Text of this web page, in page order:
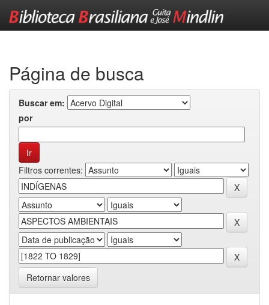
Página de busca
Buscar em:
por
Filtros correntes:
Retornar valores